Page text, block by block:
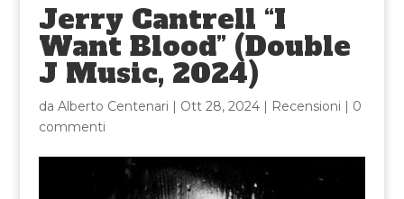
Jerry Cantrell “I
Want Blood” (Double
J Music, 2024)
da Alberto Centenari | Ott 28, 2024| Recensioni | 0
commenti